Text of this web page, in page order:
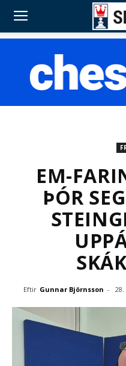
EM-
ÞÓR
Eftir Gunnar Björnsson -